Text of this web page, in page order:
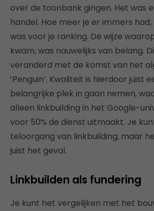
over de toonbank gingen. Het was
handel. Hoe meer je er immers
was voor je ranking. De wijze
kwam, was nauwelijks van belang.
veranderd met de komst van het
‘Penguin’. Kwaliteit is hierdoor juist
belangrijke plek in gaan nemen,
alleen linkbuilding in het Google-
voor 50% de dienst uitmaakt. Je
teloorgang van linkbuilding, maar
juist het geval.
Linkbuilden als fundering
Je kunt het vergelijken met het